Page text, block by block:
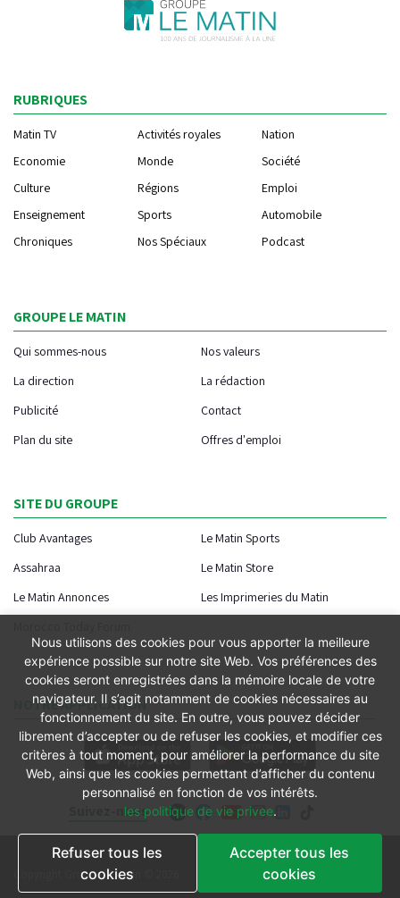
Suivez-nous
RUBRIQUES
Matin TV Activités royales
Nation
Economie
Monde
Société
Culture
Régions
Emploi
Enseignement
Sports
Automobile
Chroniques
Nos Spéciaux Podcast
GROUPE LE MATIN
Qui sommes-nous
Nos valeurs
La direction
La rédaction
Publicité
Contact
Plan du site
Offres d'emploi
SITE DU GROUPE
Club Avantages
Le Matin Sports
Assahraa
Le Matin Store
Le Matin Annonces
Les Imprimeries du Matin
NOTRE APPLICATION
Copyright Groupe le Matin © 2026
Conditions générales
Conditions de vente
Nous utilisons des cookies pour vous apporter la meilleure
expérience possible sur notre site Web. Vos préférences des
cookies seront enregistrées dans la mémoire locale de votre
navigateur. Il s’agit notamment de cookies nécessaires au
fonctionnement du site. En outre, vous pouvez décider
librement d’accepter ou de refuser les cookies, et modifier ces
critères à tout moment, pour améliorer la performance du site
Web, ainsi que les cookies permettant d’afficher du contenu
personnalisé en fonction de vos intérêts.
les politique de vie privee.
Refuser tous les
cookies
Accepter tous les
cookies